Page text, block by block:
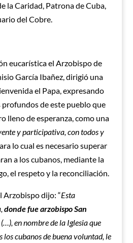
la Caridad, Patrona de Cuba,
del Cobre.
eucarística el Arzobispo de
García Ibañez, dirigió una
el Papa, expresando
de este pueblo que
lleno de esperanza, como una
y participativa, con todos y
lo cual es necesario superar
a los cubanos, mediante la
el respeto y la reconciliación.
Arzobispo dijo: “Esta
donde fue arzobispo San
en nombre de la Iglesia que
los cubanos de buena voluntad, le